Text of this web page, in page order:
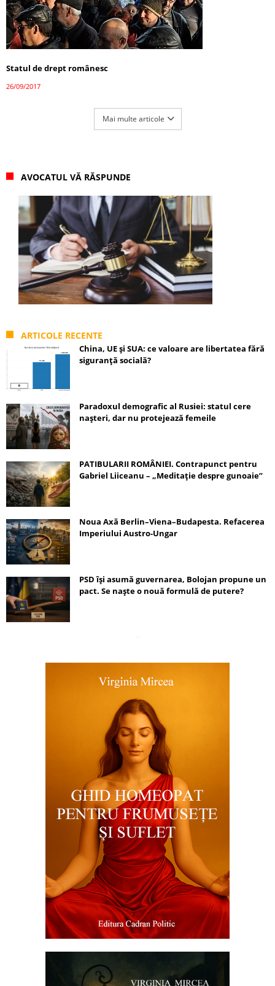
Statul de drept românesc
26/09/2017
Mai multe articole
AVOCATUL VĂ RĂSPUNDE
ARTICOLE RECENTE
China, UE și SUA: ce valoare are libertatea fără
siguranță socială?
Paradoxul demografic al Rusiei: statul cere
nașteri, dar nu protejează femeile
PATIBULARII ROMÂNIEI. Contrapunct pentru
Gabriel Liiceanu – „Meditație despre gunoaie”
Noua Axă Berlin–Viena–Budapesta. Refacerea
Imperiului Austro-Ungar
PSD își asumă guvernarea, Bolojan propune un
pact. Se naște o nouă formulă de putere?